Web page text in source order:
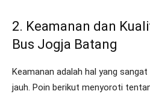
2. Keamanan dan
Bus Jogja Batang
Keamanan adalah hal yang
jauh. Poin berikut menyoroti